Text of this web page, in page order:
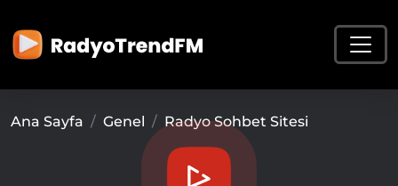
Ana Sayfa Genel Radyo Sohbet Sitesi